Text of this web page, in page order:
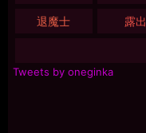
退魔士 露出
Tweets by oneginka